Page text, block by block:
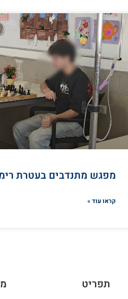
מפגש מתנדבים בעטרת
קראו עוד »
תפריט